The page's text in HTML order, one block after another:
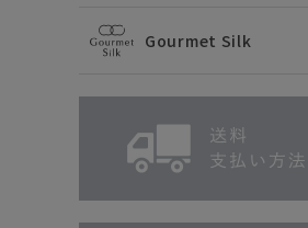
Gourmet Silk